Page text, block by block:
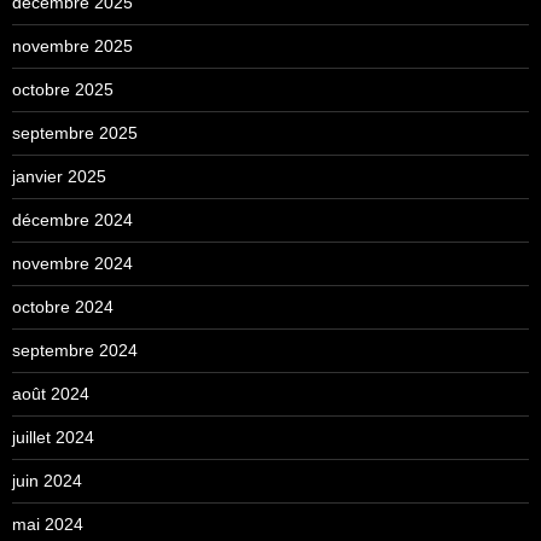
novembre 2025
octobre 2025
septembre 2025
janvier 2025
décembre 2024
novembre 2024
octobre 2024
septembre 2024
août 2024
juillet 2024
juin 2024
mai 2024